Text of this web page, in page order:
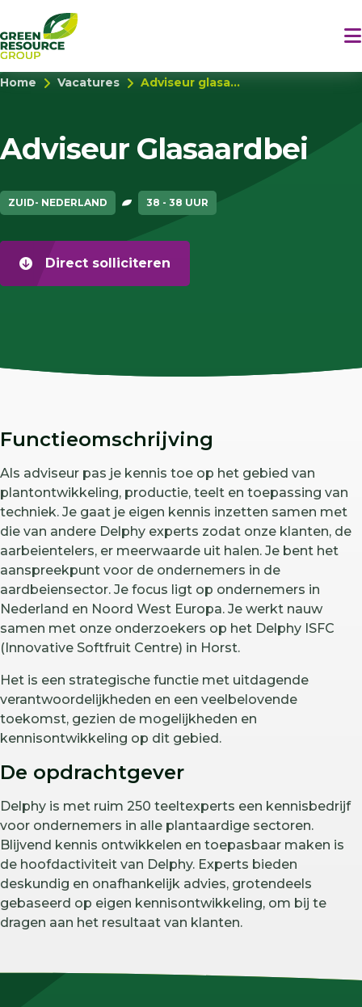
Home Vacatures Adviseur glasa...
Adviseur Glasaardbei
ZUID- NEDERLAND 38 - 38 UUR
Direct solliciteren
Functieomschrijving
Als adviseur pas je kennis toe op het gebied van
plantontwikkeling, productie, teelt en toepassing van
techniek. Je gaat je eigen kennis inzetten samen met
die van andere Delphy experts zodat onze klanten, de
aarbeientelers, er meerwaarde uit halen. Je bent het
aanspreekpunt voor de ondernemers in de
aardbeiensector. Je focus ligt op ondernemers in
Nederland en Noord West Europa. Je werkt nauw
samen met onze onderzoekers op het Delphy ISFC
(Innovative Softfruit Centre) in Horst.
Het is een strategische functie met uitdagende
verantwoordelijkheden en een veelbelovende
toekomst, gezien de mogelijkheden en
kennisontwikkeling op dit gebied.
De opdrachtgever
Delphy is met ruim 250 teeltexperts een kennisbedrijf
voor ondernemers in alle plantaardige sectoren.
Blijvend kennis ontwikkelen en toepasbaar maken is
de hoofdactiviteit van Delphy. Experts bieden
deskundig en onafhankelijk advies, grotendeels
gebaseerd op eigen kennisontwikkeling, om bij te
dragen aan het resultaat van klanten.